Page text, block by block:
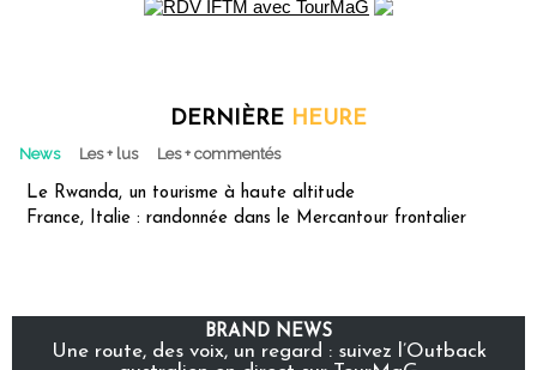
DERNIÈRE HEURE
News Les + lus Les + commentés
Le Rwanda, un tourisme à haute altitude
France, Italie : randonnée dans le Mercantour frontalier
BRAND NEWS
Une route, des voix, un regard : suivez l’Outback